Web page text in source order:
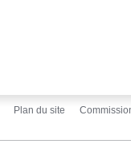
Plan du site